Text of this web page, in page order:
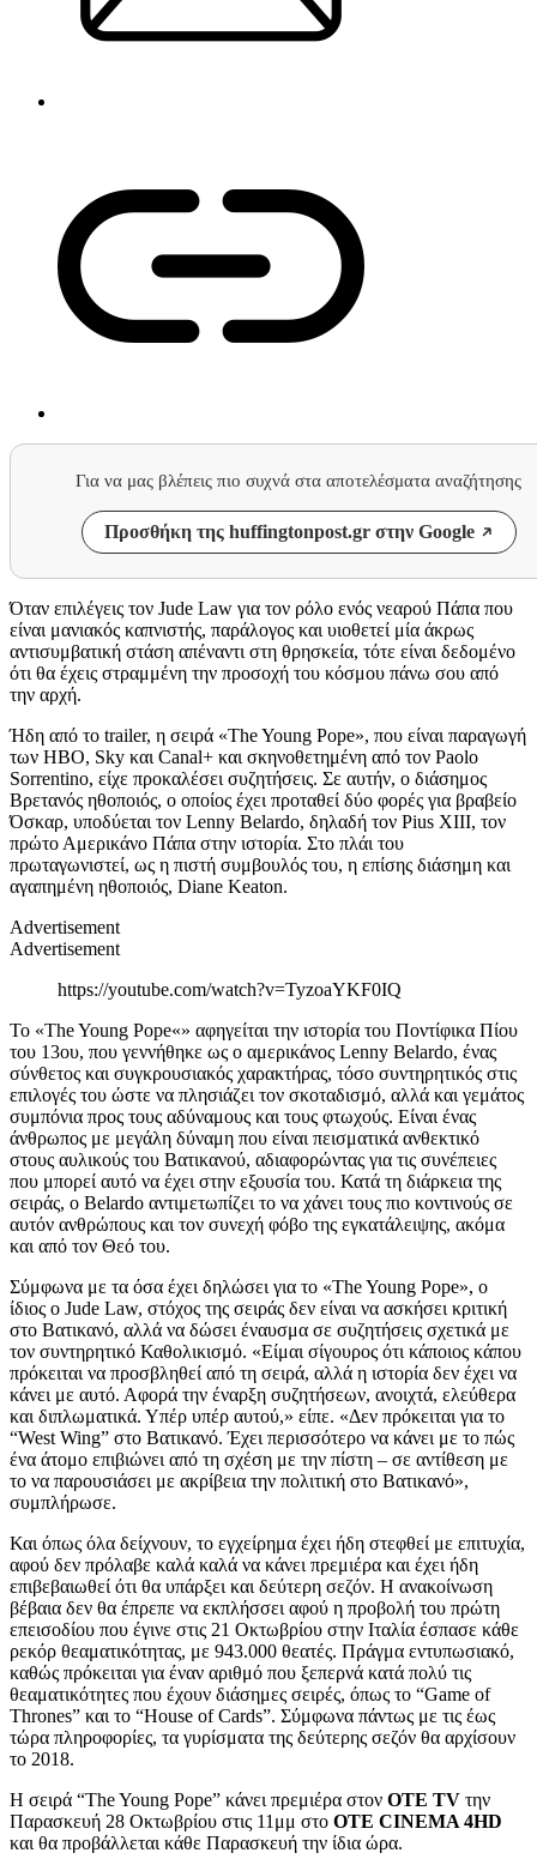
Για να μας βλέπεις πιο συχνά στα αποτελέσματα αναζήτησης
Προσθήκη της huffingtonpost.gr στην Google
Όταν επιλέγεις τον Jude Law για τον ρόλο ενός νεαρού Πάπα που
είναι μανιακός καπνιστής, παράλογος και υιοθετεί μία άκρως
αντισυμβατική στάση απέναντι στη θρησκεία, τότε είναι δεδομένο
ότι θα έχεις στραμμένη την προσοχή του κόσμου πάνω σου από
την αρχή.
Ήδη από το trailer, η σειρά «The Young Pope», που είναι παραγωγή
των HBO, Sky και Canal+ και σκηνοθετημένη από τον Paolo
Sorrentino, είχε προκαλέσει συζητήσεις. Σε αυτήν, ο διάσημος
Βρετανός ηθοποιός, ο οποίος έχει προταθεί δύο φορές για βραβείο
Όσκαρ, υποδύεται τον Lenny Belardo, δηλαδή τον Pius XIII, τον
πρώτο Αμερικάνο Πάπα στην ιστορία. Στο πλάι του
πρωταγωνιστεί, ως η πιστή συμβουλός του, η επίσης διάσημη και
αγαπημένη ηθοποιός, Diane Keaton.
Advertisement
Advertisement
https://youtube.com/watch?v=TyzoaYKF0IQ
Το «The Young Pope«» αφηγείται την ιστορία του Ποντίφικα Πίου
του 13ου, που γεννήθηκε ως ο αμερικάνος Lenny Belardo, ένας
σύνθετος και συγκρουσιακός χαρακτήρας, τόσο συντηρητικός στις
επιλογές του ώστε να πλησιάζει τον σκοταδισμό, αλλά και γεμάτος
συμπόνια προς τους αδύναμους και τους φτωχούς. Είναι ένας
άνθρωπος με μεγάλη δύναμη που είναι πεισματικά ανθεκτικό
στους αυλικούς του Βατικανού, αδιαφορώντας για τις συνέπειες
που μπορεί αυτό να έχει στην εξουσία του. Κατά τη διάρκεια της
σειράς, ο Belardo αντιμετωπίζει το να χάνει τους πιο κοντινούς σε
αυτόν ανθρώπους και τον συνεχή φόβο της εγκατάλειψης, ακόμα
και από τον Θεό του.
Σύμφωνα με τα όσα έχει δηλώσει για το «The Young Pope», ο
ίδιος ο Jude Law, στόχος της σειράς δεν είναι να ασκήσει κριτική
στο Βατικανό, αλλά να δώσει έναυσμα σε συζητήσεις σχετικά με
τον συντηρητικό Καθολικισμό. «Είμαι σίγουρος ότι κάποιος κάπου
πρόκειται να προσβληθεί από τη σειρά, αλλά η ιστορία δεν έχει να
κάνει με αυτό. Αφορά την έναρξη συζητήσεων, ανοιχτά, ελεύθερα
και διπλωματικά. Υπέρ υπέρ αυτού,» είπε. «Δεν πρόκειται για το
“West Wing” στο Βατικανό. Έχει περισσότερο να κάνει με το πώς
ένα άτομο επιβιώνει από τη σχέση με την πίστη – σε αντίθεση με
το να παρουσιάσει με ακρίβεια την πολιτική στο Βατικανό»,
συμπλήρωσε.
Και όπως όλα δείχνουν, το εγχείρημα έχει ήδη στεφθεί με επιτυχία,
αφού δεν πρόλαβε καλά καλά να κάνει πρεμιέρα και έχει ήδη
επιβεβαιωθεί ότι θα υπάρξει και δεύτερη σεζόν. Η ανακοίνωση
βέβαια δεν θα έπρεπε να εκπλήσσει αφού η προβολή του πρώτη
επεισοδίου που έγινε στις 21 Οκτωβρίου στην Ιταλία έσπασε κάθε
ρεκόρ θεαματικότητας, με 943.000 θεατές. Πράγμα εντυπωσιακό,
καθώς πρόκειται για έναν αριθμό που ξεπερνά κατά πολύ τις
θεαματικότητες που έχουν διάσημες σειρές, όπως το “Game of
Thrones” και το “House of Cards”. Σύμφωνα πάντως με τις έως
τώρα πληροφορίες, τα γυρίσματα της δεύτερης σεζόν θα αρχίσουν
το 2018.
Η σειρά “The Young Pope” κάνει πρεμιέρα στον OTE TV την
Παρασκευή 28 Οκτωβρίου στις 11μμ στο OTE CINEMA 4HD
και θα προβάλλεται κάθε Παρασκευή την ίδια ώρα.